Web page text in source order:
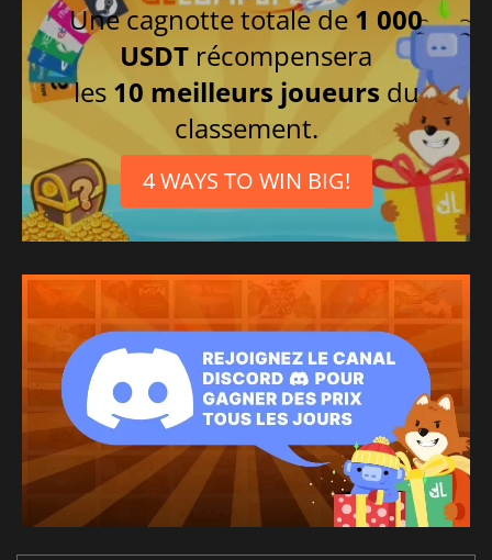
Une cagnotte totale de 1 000
USDT récompensera
les 10 meilleurs joueurs du
classement.
4 WAYS TO WIN BIG!